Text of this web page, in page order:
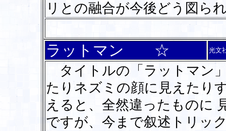
リとの融合が今後どう図ら
ラットマン ☆ 光文
タイトルの「ラットマン
たりネズミの顔に見えたり
えると、全然違ったものに
ですが、今まで叙述トリッ